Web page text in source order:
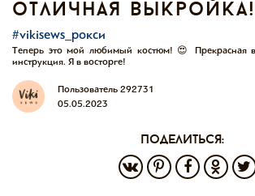
отличная выкройка!
#vikisews_рокси
Теперь это мой любимый костюм! 😍 Прекрасная
инструкция. Я в восторге!
Пользователь 292731
05.05.2023
поделиться: